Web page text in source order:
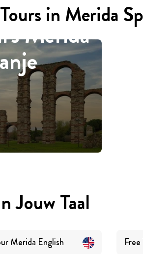
in Merida
Merida
Jouw Taal
Merida English